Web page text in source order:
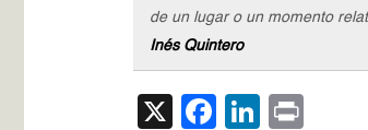
de un lugar o un momento
Inés Quintero
X Facebook